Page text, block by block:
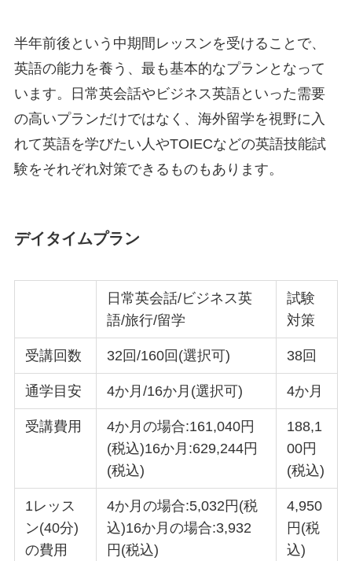
半年前後という中期間レッスンを受けることで、
英語の能力を養う、最も基本的なプランとなって
います。日常英会話やビジネス英語といった需要
の高いプランだけではなく、海外留学を視野に入
れて英語を学びたい人やTOIECなどの英語技能試
験をそれぞれ対策できるものもあります。
デイタイムプラン
日常英会話/ビジネス英
語/旅行/留学
試験
対策
受講回数 32回/160回(選択可) 38回
通学目安 4か月/16か月(選択可) 4か月
受講費用
4か月の場合:161,040円
(税込)16か月:629,244円
(税込)
188,1
00円
(税込)
1レッス
ン(40分)
の費用
4か月の場合:5,032円(税
込)16か月の場合:3,932
円(税込)
4,950
円(税
込)